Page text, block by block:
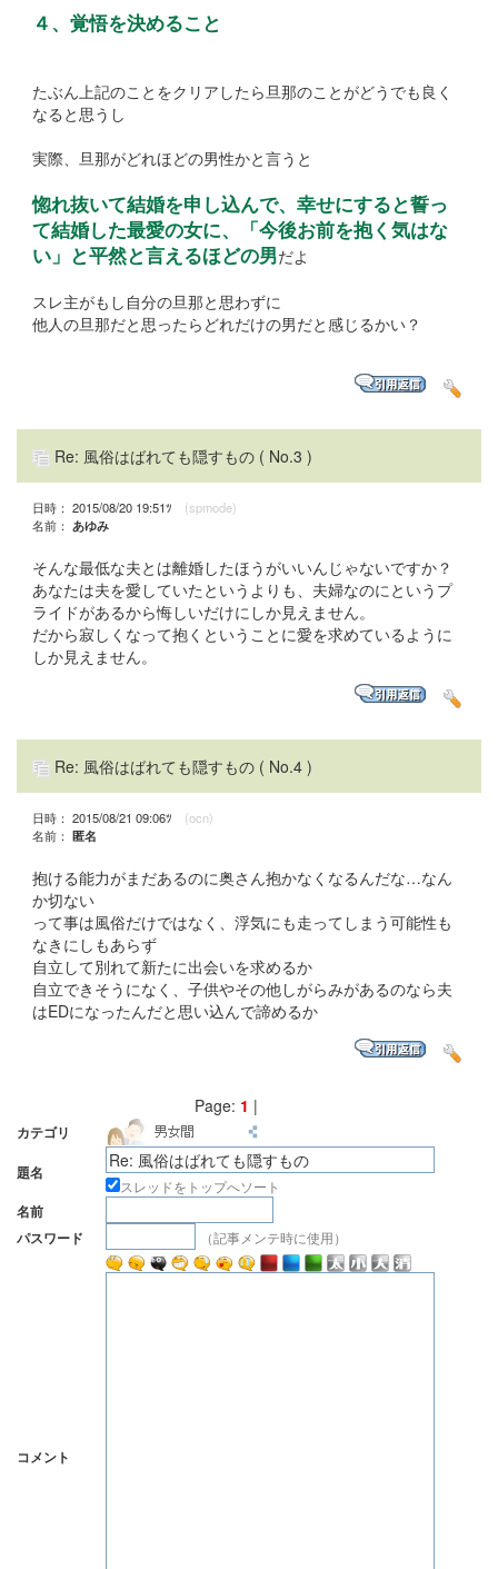
４、覚悟を決めること
たぶん上記のことをクリアしたら旦那のことがどうでも良く
なると思うし
実際、旦那がどれほどの男性かと言うと
惚れ抜いて結婚を申し込んで、幸せにすると誓っ
て結婚した最愛の女に、「今後お前を抱く気はな
い」と平然と言えるほどの男だよ
スレ主がもし自分の旦那と思わずに
他人の旦那だと思ったらどれだけの男だと感じるかい？
Re: 風俗はばれても隠すもの ( No.3 )
日時： 2015/08/20 19:51ﾂ (spmode)
名前： あゆみ
そんな最低な夫とは離婚したほうがいいんじゃないですか？
あなたは夫を愛していたというよりも、夫婦なのにというプ
ライドがあるから悔しいだけにしか見えません。
だから寂しくなって抱くということに愛を求めているように
しか見えません。
Re: 風俗はばれても隠すもの ( No.4 )
日時： 2015/08/21 09:06ﾂ (ocn)
名前： 匿名
抱ける能力がまだあるのに奥さん抱かなくなるんだな…なん
か切ない
って事は風俗だけではなく、浮気にも走ってしまう可能性も
なきにしもあらず
自立して別れて新たに出会いを求めるか
自立できそうになく、子供やその他しがらみがあるのなら夫
はEDになったんだと思い込んで諦めるか
Page: 1 |
カテゴリ
題名
スレッドをトップへソート
名前
パスワード
（記事メンテ時に使用）
コメント